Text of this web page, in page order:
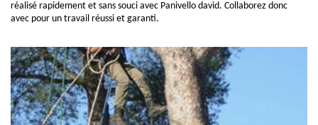
réalisé rapidement et sans souci avec Panivello david. Collaborez donc
avec pour un travail réussi et garanti.